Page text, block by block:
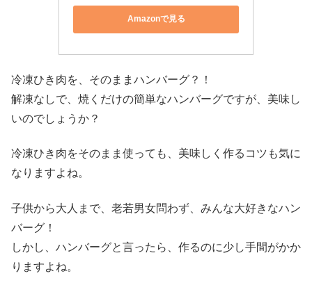
Amazonで見る
冷凍ひき肉を、そのままハンバーグ？！
解凍なしで、焼くだけの簡単なハンバーグですが、美味し
いのでしょうか？
冷凍ひき肉をそのまま使っても、美味しく作るコツも気に
なりますよね。
子供から大人まで、老若男女問わず、みんな大好きなハン
バーグ！
しかし、ハンバーグと言ったら、作るのに少し手間がかか
りますよね。